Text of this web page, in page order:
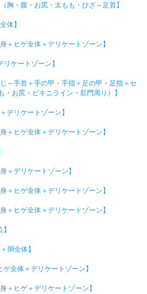
胸・腹・お尻・太もも・ひざ～足首】
体】
＋ヒゲ全体＋デリケートゾーン】
ケートゾーン】
～手首＋手の甲・手指＋足の甲・足指＋セ
・お尻・ビキニライン・肛門周り）】
デリケートゾーン】
＋ヒゲ全体＋デリケートゾーン】
＋デリケートゾーン】
＋ヒゲ全体＋デリケートゾーン】
＋ヒゲ全体＋デリケートゾーン】
胴全体】
全体＋デリケートゾーン】
＋ヒゲ＋デリケートゾーン】